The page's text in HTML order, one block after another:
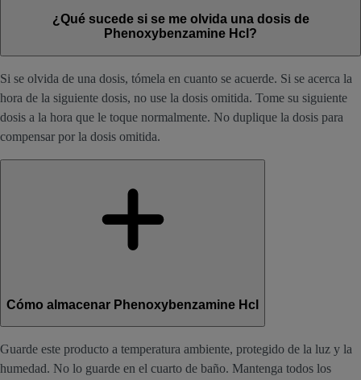
¿Qué sucede si se me olvida una dosis de
Phenoxybenzamine Hcl?
Si se olvida de una dosis, tómela en cuanto se acuerde. Si se acerca la
hora de la siguiente dosis, no use la dosis omitida. Tome su siguiente
dosis a la hora que le toque normalmente. No duplique la dosis para
compensar por la dosis omitida.
Cómo almacenar Phenoxybenzamine Hcl
Guarde este producto a temperatura ambiente, protegido de la luz y la
humedad. No lo guarde en el cuarto de baño. Mantenga todos los